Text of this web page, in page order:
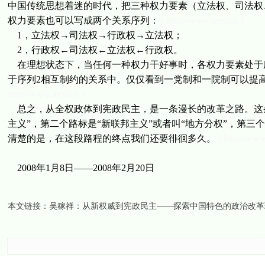
中国传统思想着迷的时代，把三种权力要素（立法权、司法
权力要素也可以写成两个关系序列：
1，立法权→司法权→行政权→立法权；
2，行政权←司法权←立法权←行政权。
在理想状态下，当任何一种权力干好事时，各权力要素处
于序列2相互制约的关系中。仅仅看到一党制和一院制可以
总之，从全权政体到宪政民主，是一条漫长的改革之路。
主义”，第二个路标是“新联邦主义”或者叫“地方分权”，第
清楚的是，在这段路程的终点我们还要徘徊多久。
2008年1月8日——2008年2月20日
本文链接： 吴稼祥：从新权威到宪政民主——探索中国特色的政治改